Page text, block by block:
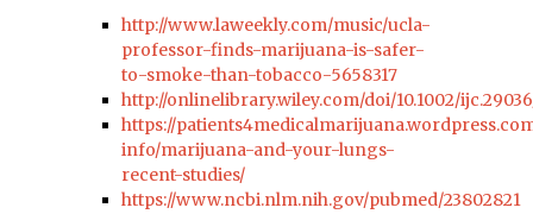
http://www.laweekly.com/music/ucla-
professor-finds-marijuana-is-safer-
to-smoke-than-tobacco-5658317
http://onlinelibrary.wiley.com/doi/10.1002/
https://
info/marijuana-and-your-lungs-
recent-studies/
https://www.ncbi.nlm.nih.gov/pubmed/23802821